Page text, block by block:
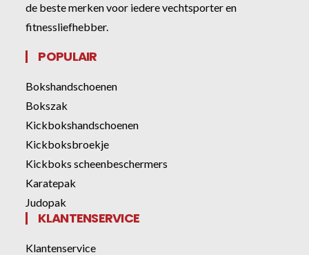
de beste merken voor iedere vechtsporter en
fitnessliefhebber.
POPULAIR
Bokshandschoenen
Bokszak
Kickbokshandschoenen
Kickboksbroekje
Kickboks scheenbeschermers
Karatepak
Judopak
KLANTENSERVICE
Klantenservice